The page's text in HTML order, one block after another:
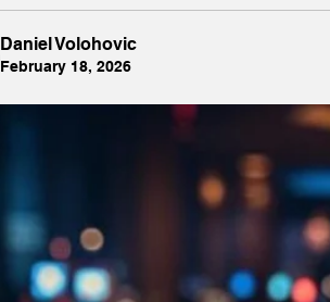
Daniel Volohovic
February 18, 2026